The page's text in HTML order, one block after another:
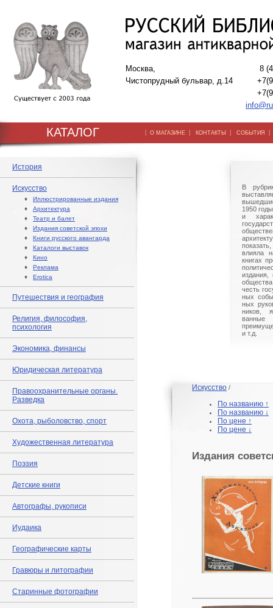
Москва,
Чистопрудный бульвар, д.14
8
КАТАЛОГ | О МАГАЗИНЕ | КОНТАКТЫ | СОБЫТИЯ
История
Искусство
♦ Иллюстрированные издания
♦ Архитектура
♦ Театр и балет
♦ Издания советской эпохи
♦ Книги русского авангарда
♦ Каталоги выставок
♦ Кино
♦ Реклама
♦ Erotica
Путешествия и география
Религия, философия,
психология
Экономика, финансы
Юридическая литература
Правоохранительные органы.
Разведка
Охота, рыболовство, спорт
Художественная литература
Поэзия
Детские книги
Автографы, рукописи
Иудаика
Географические карты
Гравюры и литографии
Старинные фотографии
В
1950
и
влияла
книгах
честь
ных
ных
ников,
ванные
и т.д.
Искусство /
По названию ↑
По названию ↓
По цене ↑
По цене ↓
Издания